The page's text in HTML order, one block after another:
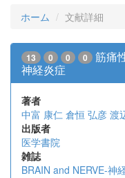
ホーム 文献詳細
13 0 0 0
筋痛
神経炎症
著者
中富 康仁 倉恒 弘彦 渡
出版者
医学書院
雑誌
BRAIN and NERVE-神